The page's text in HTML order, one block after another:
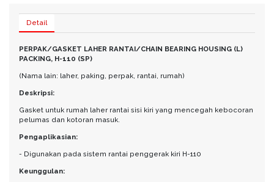
Detail
PERPAK/GASKET LAHER RANTAI/CHAIN BEARING HOUSING (L)
PACKING, H-110 (SP)
(Nama lain: laher, paking, perpak, rantai, rumah)
Deskripsi:
Gasket untuk rumah laher rantai sisi kiri yang mencegah kebocoran
pelumas dan kotoran masuk.
Pengaplikasian:
- Digunakan pada sistem rantai penggerak kiri H-110
Keunggulan: